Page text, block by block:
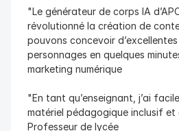
"Le générateur de corps IA
révolutionné la création de
pouvons concevoir
personnages en quelques
marketing numérique
"En tant qu’enseignant, j’ai
matériel pédagogique inclusif et
Professeur de lycée